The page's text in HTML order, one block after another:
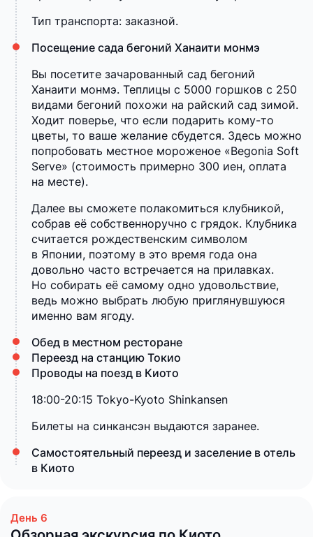
Тип транспорта: заказной.
Посещение сада бегоний Ханаити монмэ
Вы посетите зачарованный сад бегоний
Ханаити монмэ. Теплицы с 5000 горшков с 250
видами бегоний похожи на райский сад зимой.
Ходит поверье, что если подарить кому-то
цветы, то ваше желание сбудется. Здесь можно
попробовать местное мороженое «Begonia Soft
Serve» (стоимость примерно 300 иен, оплата
на месте).
Далее вы сможете полакомиться клубникой,
собрав её собственноручно с грядок. Клубника
считается рождественским символом
в Японии, поэтому в это время года она
довольно часто встречается на прилавках.
Но собирать её самому одно удовольствие,
ведь можно выбрать любую приглянувшуюся
именно вам ягоду.
Обед в местном ресторане
Переезд на станцию Токио
Проводы на поезд в Киото
18:00-20:15 Tokyo-Kyoto Shinkansen
Билеты на синкансэн выдаются заранее.
Самостоятельный переезд и заселение в отель
в Киото